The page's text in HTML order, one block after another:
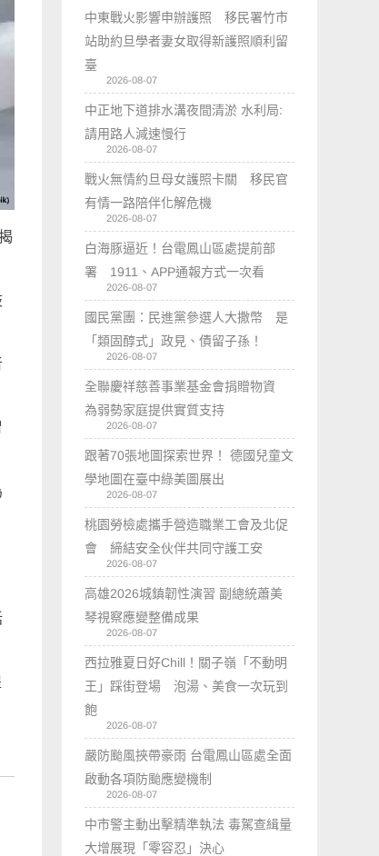
中東戰火影響申辦護照 移民署竹市
站助約旦學者妻女取得新護照順利留
臺
2026-08-07
中正地下道排水溝夜間清淤 水利局:
請用路人減速慢行
2026-08-07
戰火無情約旦母女護照卡關 移民官
有情一路陪伴化解危機
2026-08-07
白海豚逼近！台電鳳山區處提前部
署 1911、APP通報方式一次看
2026-08-07
國民黨團：民進黨參選人大撒幣 是
「類固醇式」政見、債留子孫！
2026-08-07
全聯慶祥慈善事業基金會捐贈物資
為弱勢家庭提供實質支持
2026-08-07
跟著70張地圖探索世界！ 德國兒童文
學地圖在臺中綠美圖展出
2026-08-07
桃園勞檢處攜手營造職業工會及北促
會 締結安全伙伴共同守護工安
2026-08-07
高雄2026城鎮韌性演習 副總統蕭美
琴視察應變整備成果
2026-08-07
西拉雅夏日好Chill！關子嶺「不動明
王」踩街登場 泡湯、美食一次玩到
飽
2026-08-07
嚴防颱風挾帶豪雨 台電鳳山區處全面
啟動各項防颱應變機制
2026-08-07
中市警主動出擊精準執法 毒駕查緝量
大增展現「零容忍」決心